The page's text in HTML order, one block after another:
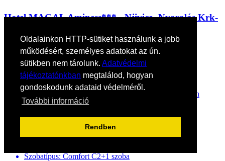
Oldalainkon HTTP-sütiket használunk a jobb
működésért, személyes adatokat az ún.
sütikben nem tárolunk. Adatvédelmi
tájékoztatónkban megtalálod, hogyan
gondoskodunk adataid védelméről.
További információ
Rendben
Hotel MAGAL Aminess*** - Njivice -Nyaralás Krk-
Horvátország / Krk sziget
Ellátás: Félpanzió
Időpontok és árak
Bőröndbe
Hotel MAGAL Aminess*** - Njivice -Nyaralás Krk-szigeten
Város:Njivice
Egyénileg
Ellátás:Félpanzió
Szobatípus: Comfort C2+1 szoba